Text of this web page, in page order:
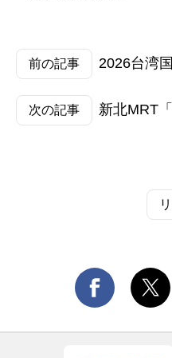
前の記事 2026台湾国際バルーンフェ
次の記事 新北MRT「三鶯線（さんおうせん